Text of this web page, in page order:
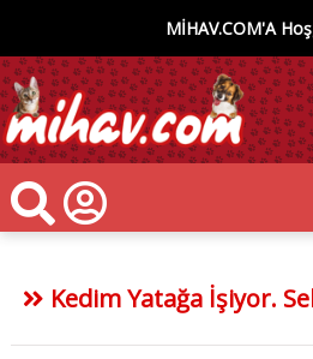
MİHAV.COM'A
Kedim Yatağa İşiyor.